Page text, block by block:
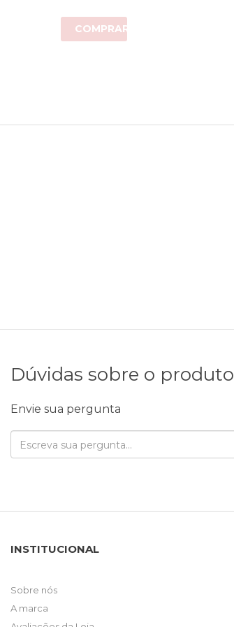
COMPRAR
Dúvidas sobre o produto
Envie sua pergunta
INSTITUCIONAL
Sobre nós
A marca